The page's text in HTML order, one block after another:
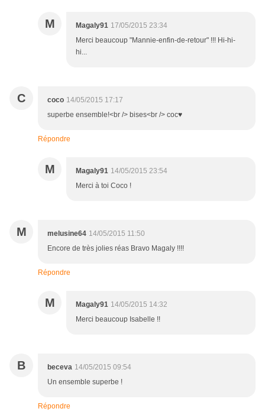
M Magaly91 17/05/2015 23:34
Merci beaucoup "Mannie-enfin-de-retour" !!! Hi-hi-
hi...
C coco 14/05/2015 17:17
superbe ensemble!<br /> bises<br /> coc♥
Répondre
M Magaly91 14/05/2015 23:54
Merci à toi Coco !
M melusine64 14/05/2015 11:50
Encore de très jolies réas Bravo Magaly !!!!
Répondre
M Magaly91 14/05/2015 14:32
Merci beaucoup Isabelle !!
B beceva 14/05/2015 09:54
Un ensemble superbe !
Répondre